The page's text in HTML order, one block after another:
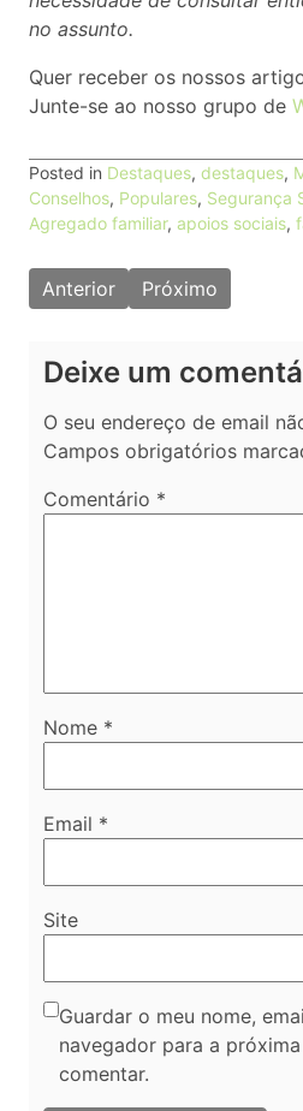
no assunto.
Quer receber os nossos
Junte-se ao nosso grupo de
Posted in Destaques, destaques,
Conselhos, Populares, Segurança
Agregado familiar, apoios sociais,
Navegação
de
Anterior Próximo
Deixe um
O seu endereço de email
Campos obrigatórios
Comentário *
Nome *
Email *
Site
Guardar o meu nome,
navegador para a
comentar.